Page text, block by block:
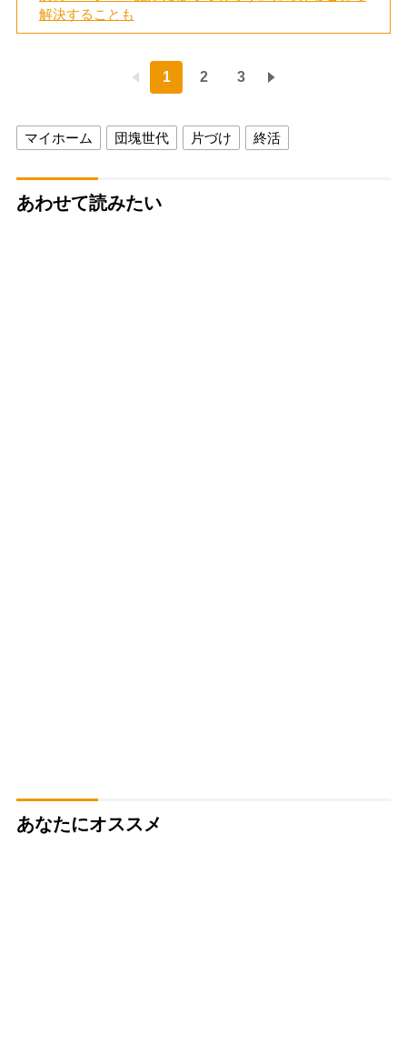
解決することも
1 2 3
マイホーム 団塊世代 片づけ 終活
あわせて読みたい
あなたにオススメ